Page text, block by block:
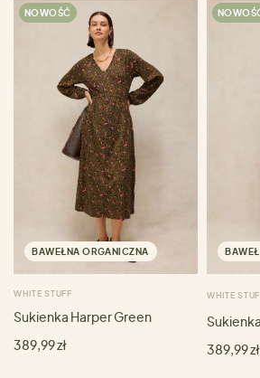
NOWOŚĆ
BAWEŁNA ORGANICZNA
WHITE STUFF
Sukienka Harper Green
389,99 zł
WHITE
389,99 zł